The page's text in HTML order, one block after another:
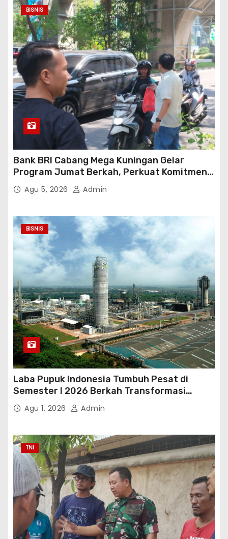
BISNIS
Bank BRI Cabang Mega Kuningan Gelar
Program Jumat Berkah, Perkuat Komitmen
untuk Saling Berbagai Kepada Masyarakat
Sekitar Kawasan Mega Kuningan
Agu 5, 2026 Admin
BISNIS
Laba Pupuk Indonesia Tumbuh Pesat di
Semester I 2026 Berkah Transformasi
Danantara
Agu 1, 2026 Admin
TNI